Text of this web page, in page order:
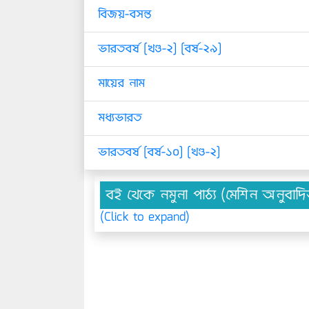
বিজয়-বসন্ত
ভারতবর্ষ [খণ্ড-২] [বর্ষ-২৯]
মায়ের নাম
মধ্যভারত
ভারতবর্ষ [বর্ষ-১০] [খণ্ড-২]
বই থেকে নমুনা পাঠ্য (মেশিন
(Click to expand)